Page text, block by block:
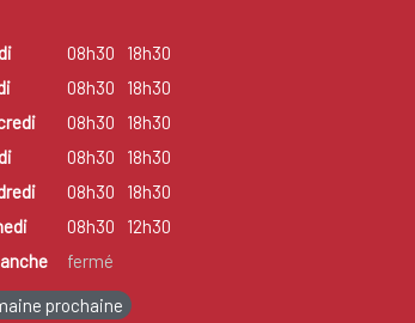
08h30
18h30
08h30
18h30
08h30
18h30
08h30
18h30
08h30
18h30
08h30
12h30
fermé
prochaine